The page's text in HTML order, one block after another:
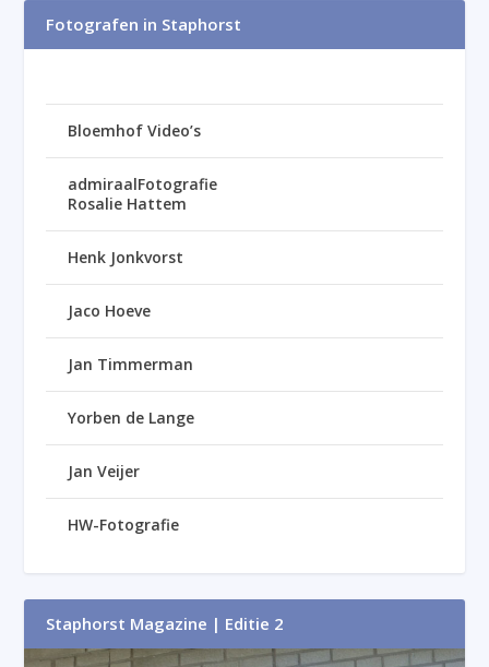
Fotografen in Staphorst
Bloemhof Video’s
admiraalFotografie
Rosalie Hattem
Henk Jonkvorst
Jaco Hoeve
Jan Timmerman
Yorben de Lange
Jan Veijer
HW-Fotografie
Staphorst Magazine | Editie 2